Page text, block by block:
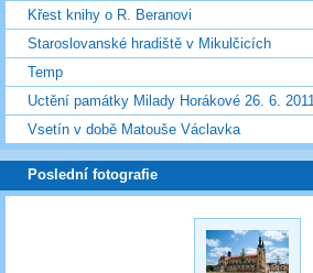
Křest knihy o R. Beranovi
Staroslovanské hradiště v Mikulčicích
Temp
Uctění památky Milady Horákové 26. 6. 2011
Vsetín v době Matouše Václavka
Poslední fotografie